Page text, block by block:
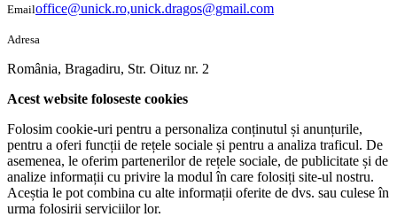
Emailoffice@unick.ro,unick.dragos@gmail.com
Adresa
România, Bragadiru, Str. Oituz nr. 2
Acest website foloseste cookies
Folosim cookie-uri pentru a personaliza conținutul și anunțurile,
pentru a oferi funcții de rețele sociale și pentru a analiza traficul. De
asemenea, le oferim partenerilor de rețele sociale, de publicitate și de
analize informații cu privire la modul în care folosiți site-ul nostru.
Aceștia le pot combina cu alte informații oferite de dvs. sau culese în
urma folosirii serviciilor lor.